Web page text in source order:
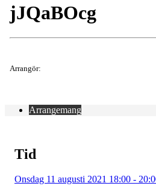
jJQaBOcg
Arrangör:
Arrangemang
Tid
Onsdag 11 augusti 2021 18:00 -